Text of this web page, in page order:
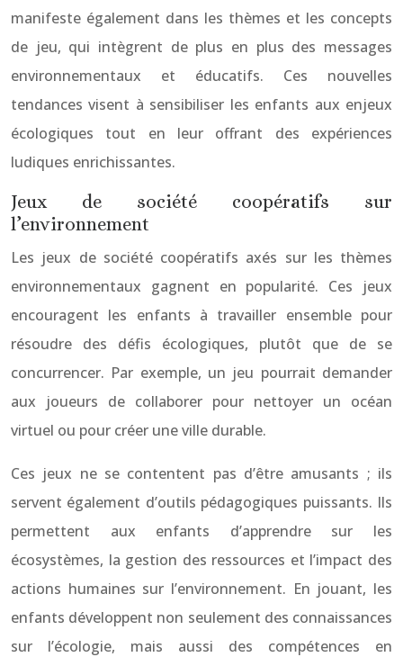
manifeste également dans les thèmes et les concepts
de jeu, qui intègrent de plus en plus des messages
environnementaux et éducatifs. Ces nouvelles
tendances visent à sensibiliser les enfants aux enjeux
écologiques tout en leur offrant des expériences
ludiques enrichissantes.
Jeux de société coopératifs sur
l’environnement
Les jeux de société coopératifs axés sur les thèmes
environnementaux gagnent en popularité. Ces jeux
encouragent les enfants à travailler ensemble pour
résoudre des défis écologiques, plutôt que de se
concurrencer. Par exemple, un jeu pourrait demander
aux joueurs de collaborer pour nettoyer un océan
virtuel ou pour créer une ville durable.
Ces jeux ne se contentent pas d’être amusants ; ils
servent également d’outils pédagogiques puissants. Ils
permettent aux enfants d’apprendre sur les
écosystèmes, la gestion des ressources et l’impact des
actions humaines sur l’environnement. En jouant, les
enfants développent non seulement des connaissances
sur l’écologie, mais aussi des compétences en